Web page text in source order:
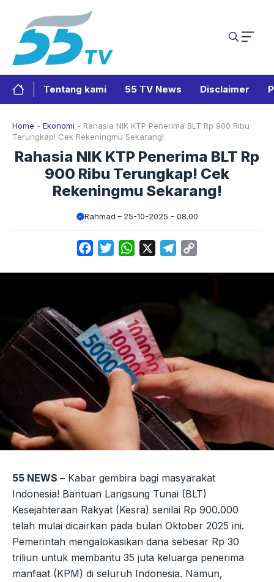
Tentang kami 55 TV News Disclaimer
Home - Ekonomi - Rahasia NIK KTP Penerima BLT Rp 900 Ribu
Terungkap! Cek Rekeningmu Sekarang!
Rahasia NIK KTP Penerima BLT Rp
900 Ribu Terungkap! Cek
Rekeningmu Sekarang!
Rahmad 25-10-2025 - 08.00
FacebookTwitterWhatsApp Telegram
55 NEWS – Kabar gembira bagi masyarakat
Indonesia! Bantuan Langsung Tunai (BLT)
Kesejahteraan Rakyat (Kesra) senilai Rp 900.000
telah mulai dicairkan pada bulan Oktober 2025 ini.
Pemerintah mengalokasikan dana sebesar Rp 30
triliun untuk membantu 35 juta keluarga penerima
manfaat (KPM) di seluruh Indonesia. Namun,